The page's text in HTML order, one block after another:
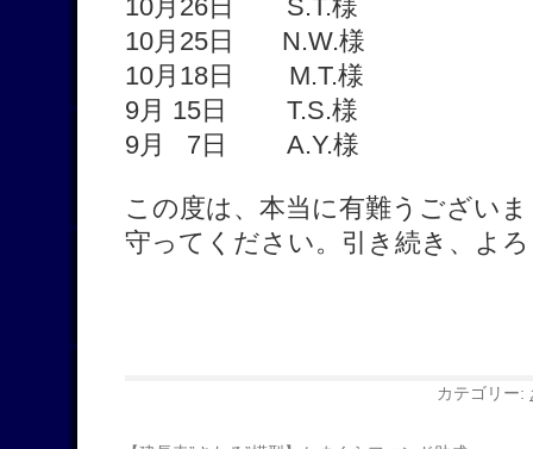
10月26日 S.T.様
10月25日 N.W.様
10月18日 M.T.様
9月 15日 T.S.様
9月 7日 A.Y.様
この度は、本当に有難うござい
守ってください。引き続き、よ
カテゴリー: